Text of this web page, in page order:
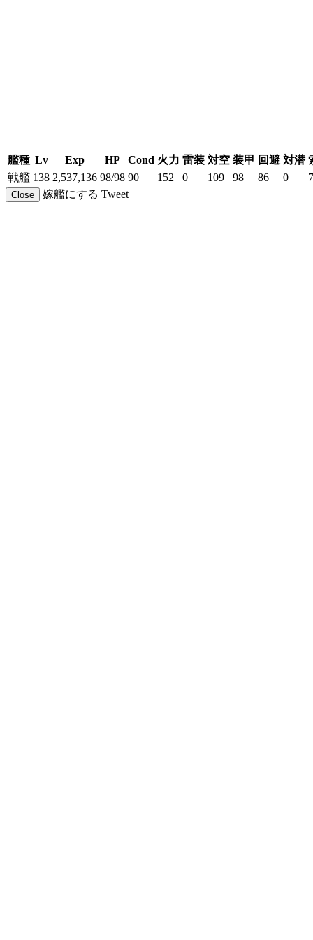
艦種 Lv Exp HP Cond 火力 雷装 対空 装甲 回避 対潜
戦艦 138 2,537,136 98/98 90 152 0 109 98 86 0
Close 嫁艦にする Tweet